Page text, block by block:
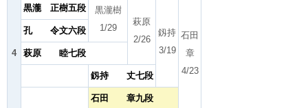
4
黒瀧 正樹五段
黒瀧樹
1/29
萩原
2/26
釼持
3/19
石田
章
4/23
孔 令文六段
萩原 睦七段
釼持 丈七段
石田 章九段